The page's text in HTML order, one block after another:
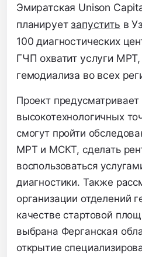
Эмиратская Unison
планирует запустить в
100 диагностических
ГЧП охватит услуги
гемодиализа во всех
Проект предусматривает
высокотехнологичных
смогут пройти
МРТ и МСКТ, сделать
воспользоваться
диагностики. Также
организации отделений
качестве стартовой
выбрана Ферганская
открытие